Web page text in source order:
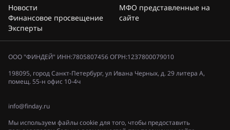
Новости
Финансовое просвещение
Эксперты
МФО представленные на
сайте
ООО "ФИНДЕЙ" ИНН:7805807456 ОГРН:1237800079010
198095, город Санкт-Петербург, ул Ивана Черных, д. 29 литера А,
помещ. 55-н офис 10-4ч
info@finday.ru
Мы используем файлы cookie для того, чтобы предоставить